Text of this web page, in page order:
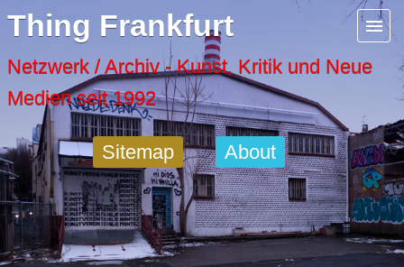
Thing Frankfurt
Netzwerk / Archiv - Kunst, Kritik und Neue
Medien seit 1992
Sitemap About
Menu
Artspaces
Cool Places
Frankfurt Diary
Activity